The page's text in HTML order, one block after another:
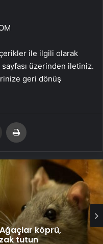
ile ilgili olarak
üzerinden iletiniz.
geri dönüş
Email'den paylaş
köprü,
tutun